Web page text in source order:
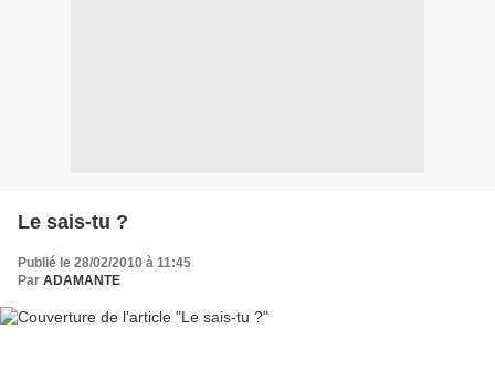
Le sais-tu ?
Publié le 28/02/2010 à 11:45
Par ADAMANTE